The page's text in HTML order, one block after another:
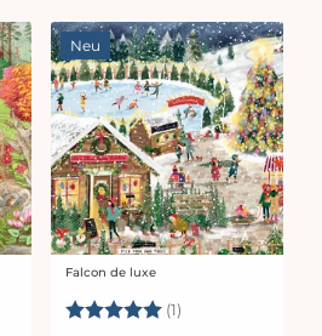
Neu
Anbieter:
Falcon de luxe
Bewertung:(1)